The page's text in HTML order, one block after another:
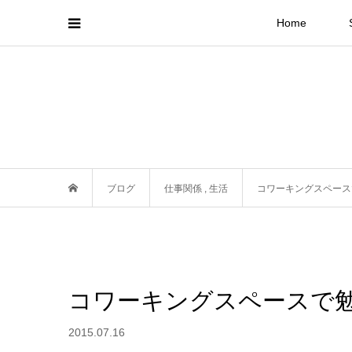
Home
ブログ 仕事関係 , 生活 コワーキングスペー
コワーキングスペースで
2015.07.16